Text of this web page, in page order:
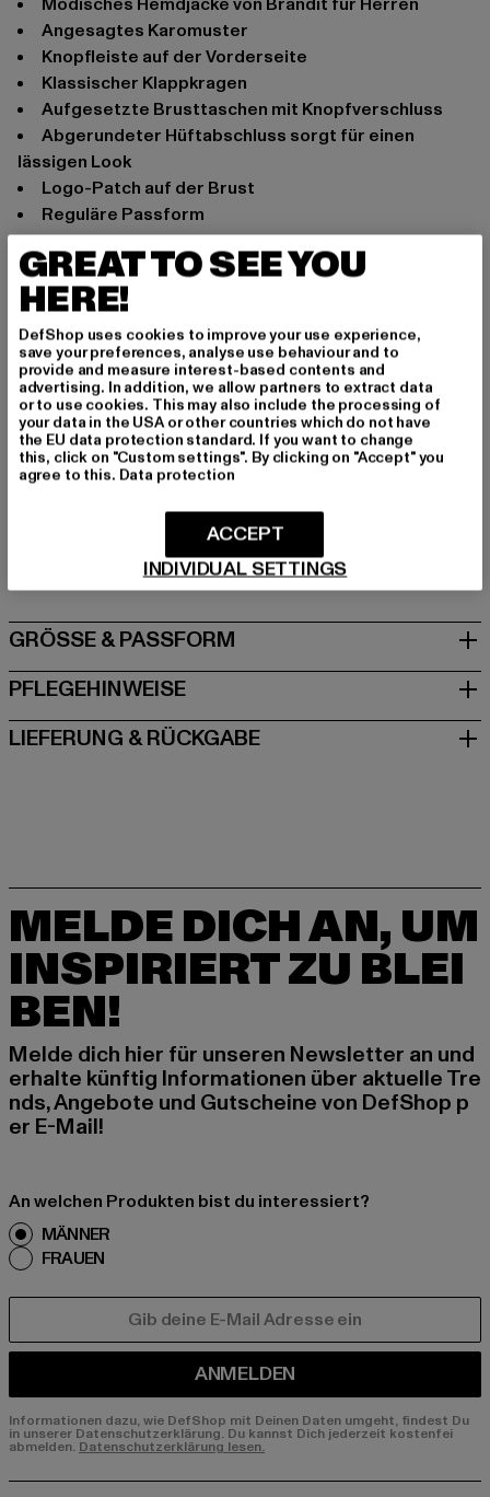
Angesagtes Karomuster
Knopfleiste auf der Vorderseite
Klassischer Klappkragen
Aufgesetzte Brusttaschen mit Knopfverschluss
Abgerundeter Hüftabschluss sorgt für einen
lässigen Look
Logo-Patch auf der Brust
Reguläre Passform
Anlass: Alltag
Ausschnitt: Klappkragen
Ärmelart: Langarm
Verschlussarten: Knopfleiste
Marke: Brandit
Kat.: Übergangsjacken
Farbe: schwarz
Hersteller Farbe: black/olive
Materialzusammensetzung: 100% Baumwolle
Art.Nr: BD9478-02973
Hersteller: Brandit Textil GmbH |info@brandit-wear.com
Spichernstraße 6a | 50672 Köln | DE
GRÖSSE & PASSFORM
PFLEGEHINWEISE
LIEFERUNG & RÜCKGABE
MELDE DICH AN, UM
INSPIRIERT ZU BLEI
BEN!
Melde dich hier für unseren Newsletter an und
erhalte künftig Informationen über aktuelle Tre
nds, Angebote und Gutscheine von DefShop p
er E-Mail!
An welchen Produkten bist du interessiert?
MÄNNER
FRAUEN
ANMELDEN
Informationen dazu, wie DefShop mit Deinen Daten umgeht, findest Du
in unserer Datenschutzerklärung. Du kannst Dich jederzeit kostenfei
abmelden. Datenschutzerklärung lesen.
GREAT TO SEE YOU
HERE!
DefShop uses cookies to improve your use experience,
save your preferences, analyse use behaviour and to
provide and measure interest-based contents and
advertising. In addition, we allow partners to extract data
or to use cookies. This may also include the processing of
your data in the USA or other countries which do not have
the EU data protection standard. If you want to change
this, click on "Custom settings". By clicking on "Accept" you
agree to this. Data protection
INDIVIDUAL SETTINGS
ACCEPT